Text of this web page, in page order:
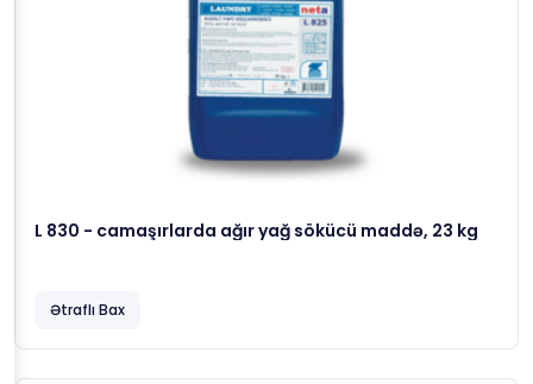
L 830 - camaşırlarda ağır yağ sökücü maddə, 23 kg
Ətraflı Bax